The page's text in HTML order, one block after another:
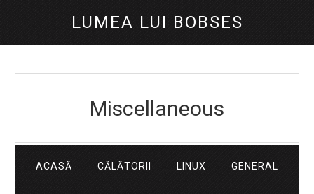
LUMEA LUI BOBSES
Miscellaneous
ACASĂ CĂLĂTORII LINUX GENERAL